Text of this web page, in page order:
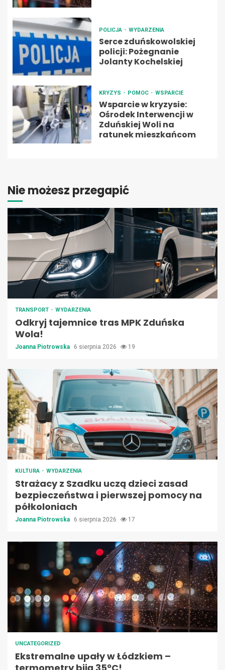
POLICJA WYDARZENIA
Serce zduńskowolskiej
policji: Pożegnanie
Jolanty Kochelskiej
KRYZYS POMOC WSPARCIE
Wsparcie w kryzysie:
Ośrodek Interwencji w
Zduńskiej Woli na
ratunek mieszkańcom
Nie możesz przegapić
TRANSPORT WYDARZENIA
Odkryj tajemnice tras MPK Zduńska
Wola!
Joanna Piotrowska 6 sierpnia 2026 19
KULTURA WYDARZENIA
Strażacy z Szadku uczą dzieci zasad
bezpieczeństwa i pierwszej pomocy na
półkoloniach
Joanna Piotrowska 6 sierpnia 2026 17
UNCATEGORIZED
Ekstremalne upały w Łódzkiem –